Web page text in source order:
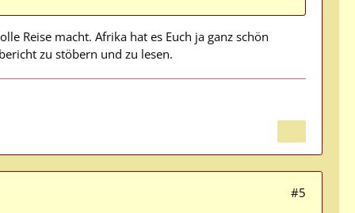
Reise macht. Afrika hat es Euch ja ganz schön
zu stöbern und zu lesen.
#5